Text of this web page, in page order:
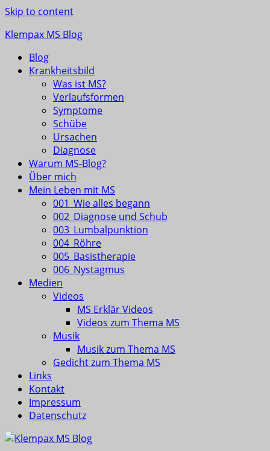
Skip to content
Klempax MS Blog
Infos, Fragen, Antworten für und von MSlern
Blog
Krankheitsbild
Was ist MS?
Verlaufsformen
Symptome
Schübe
Ursachen
Diagnose
Warum MS-Blog?
Über mich
Mein Leben mit MS
001_Wie alles begann
002_Diagnose und Schub
003_Lumbalpunktion
004_Röhre
005_Basistherapie
006_Nystagmus
Medien
Videos
MS Erklär Videos
Videos zum Thema MS
Musik
Musik zum Thema MS
Gedicht zum Thema MS
Links
Kontakt
Impressum
Datenschutz